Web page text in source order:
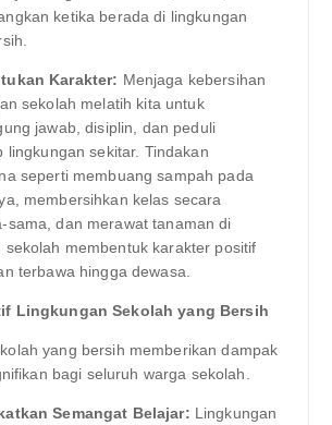
ketika berada di lingkungan
Karakter: Menjaga kebersihan
sekolah melatih kita untuk
jawab, disiplin, dan peduli
lingkungan sekitar. Tindakan
seperti membuang sampah pada
membersihkan kelas secara
sama, dan merawat tanaman di
sekolah membentuk karakter positif
terbawa hingga dewasa.
Lingkungan Sekolah yang Bersih
yang bersih memberikan dampak
bagi seluruh warga sekolah.
Semangat Belajar: Lingkungan